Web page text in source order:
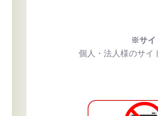
※サイ
個人・法人様のサイ